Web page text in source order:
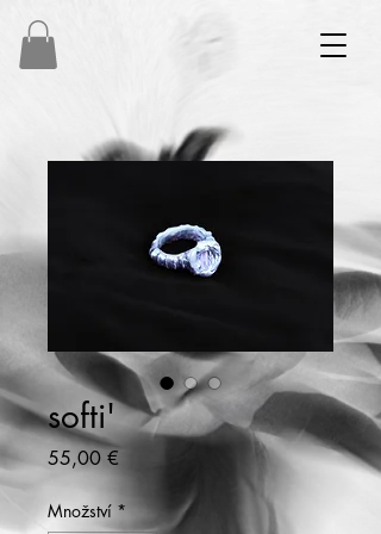
softi'
55,00 €
Množství *